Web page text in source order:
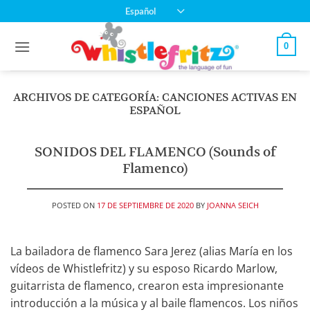
al
contenido
Español
0
ARCHIVOS DE CATEGORÍA: CANCIONES ACTIVAS EN
ESPAÑOL
SONIDOS DEL FLAMENCO (Sounds of
Flamenco)
POSTED ON 17 DE SEPTIEMBRE DE 2020 BY JOANNA SEICH
La bailadora de flamenco Sara Jerez (alias María en los
vídeos de Whistlefritz) y su esposo Ricardo Marlow,
guitarrista de flamenco, crearon esta impresionante
introducción a la música y al baile flamencos. Los niños